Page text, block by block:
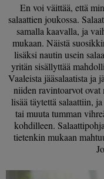
En voi väittää, että
salaattien joukossa.
samalla kaavalla, ja
mukaan. Näistä
lisäksi nautin usein
yritän sisällyttää
Vaaleista jääsalaatista ja
niiden ravintoarvot
lisää täytettä salaattiin,
tai muuta tumman
kohdilleen.
tietenkin mukaan